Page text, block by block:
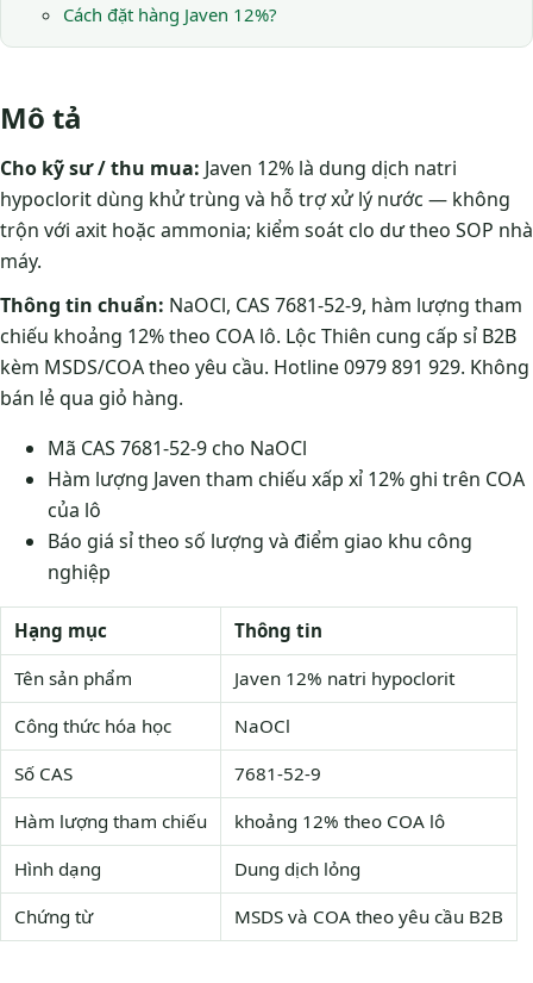
Cách đặt hàng Javen 12%?
Mô tả
Cho kỹ sư / thu mua: Javen 12% là dung dịch natri
hypoclorit dùng khử trùng và hỗ trợ xử lý nước — không
trộn với axit hoặc ammonia; kiểm soát clo dư theo SOP nhà
máy.
Thông tin chuẩn: NaOCl, CAS 7681-52-9, hàm lượng tham
chiếu khoảng 12% theo COA lô. Lộc Thiên cung cấp sỉ B2B
kèm MSDS/COA theo yêu cầu. Hotline 0979 891 929. Không
bán lẻ qua giỏ hàng.
Mã CAS 7681-52-9 cho NaOCl
Hàm lượng Javen tham chiếu xấp xỉ 12% ghi trên COA
của lô
Báo giá sỉ theo số lượng và điểm giao khu công
nghiệp
Hạng mục
Thông tin
Tên sản phẩm
Javen 12% natri hypoclorit
Công thức hóa học
NaOCl
Số CAS
7681-52-9
Hàm lượng tham chiếu
khoảng 12% theo COA lô
Hình dạng
Dung dịch lỏng
Chứng từ
MSDS và COA theo yêu cầu B2B